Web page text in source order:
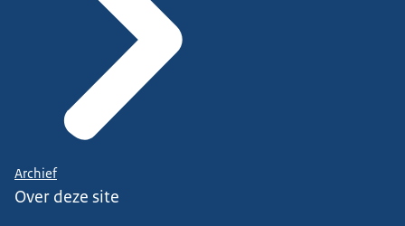
Archief
Over deze site